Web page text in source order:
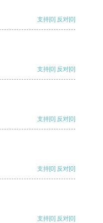
支持[0] 反对[0]
支持[0] 反对[0]
支持[0] 反对[0]
支持[0] 反对[0]
支持[0] 反对[0]